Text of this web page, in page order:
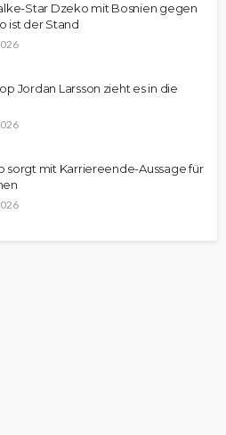
Star Dzeko mit Bosnien gegen
ist der Stand
Jordan Larsson zieht es in die
sorgt mit Karriereende-Aussage für